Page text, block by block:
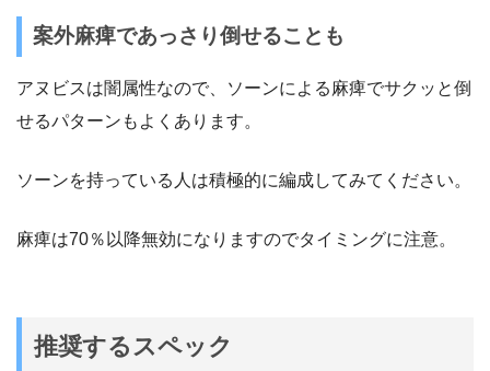
案外麻痺であっさり倒せることも
アヌビスは闇属性なので、ソーンによる麻痺でサクッと倒
せるパターンもよくあります。
ソーンを持っている人は積極的に編成してみてください。
麻痺は70％以降無効になりますのでタイミングに注意。
推奨するスペック